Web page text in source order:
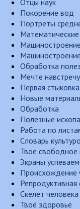
Покорение вод
Портреты
Математические
Машиностроение
Обработка
Мечте навстречу
Первая стыковка
Новые
Обработка
Полезные
Работа по
Словарь
Твое свободное
Экраны
Происхождение
Репродуктивная
Скелет человека
Твоё здоровье